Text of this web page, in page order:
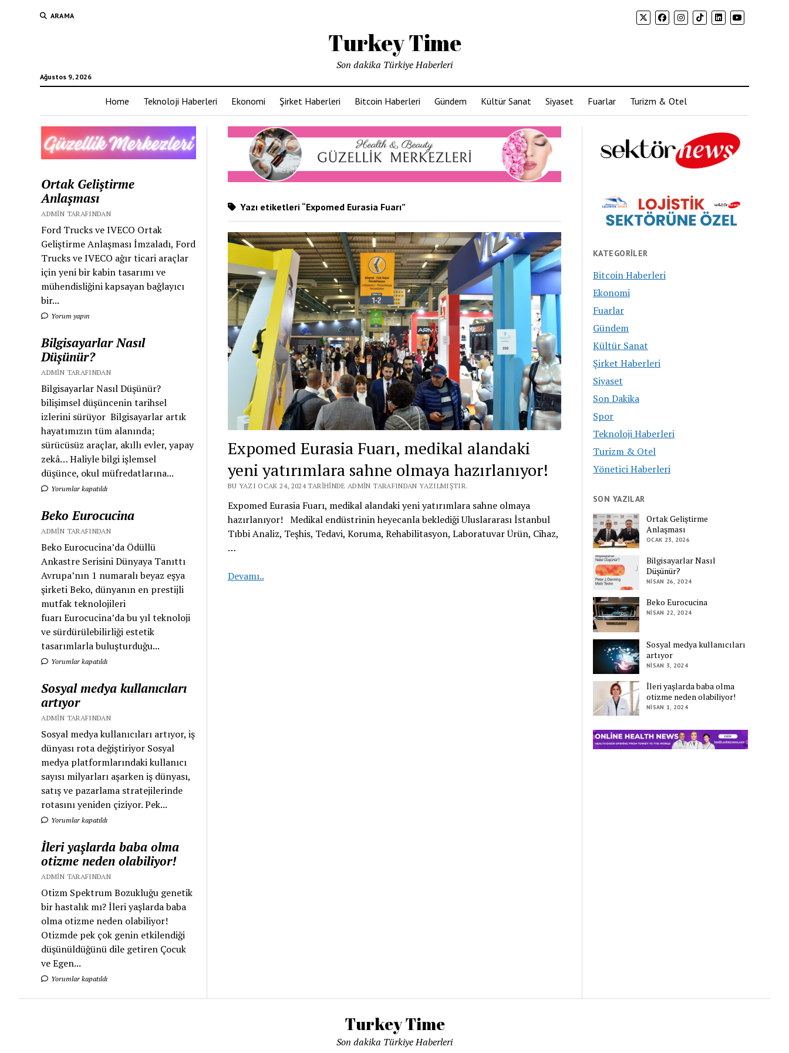
ARAMA
Turkey Time
Ağustos 9, 2026
Son dakika Türkiye Haberleri
Home Teknoloji Haberleri Ekonomi Şirket Haberleri Bitcoin Haberleri Gündem Kültür Sanat Siyaset Fuarlar Turizm & Otel
Ortak Geliştirme
Anlaşması
ADMIN TARAFINDAN
Ford Trucks ve IVECO Ortak
Geliştirme Anlaşması İmzaladı, Ford
Trucks ve IVECO ağır ticari araçlar
için yeni bir kabin tasarımı ve
mühendisliğini kapsayan bağlayıcı
bir...
Yorum yapın
Bilgisayarlar Nasıl
Düşünür?
ADMIN TARAFINDAN
Bilgisayarlar Nasıl Düşünür?
bilişimsel düşüncenin tarihsel
izlerini sürüyor Bilgisayarlar artık
hayatımızın tüm alanında;
sürücüsüz araçlar, akıllı evler, yapay
zekâ… Haliyle bilgi işlemsel
düşünce, okul müfredatlarına...
Yorumlar kapatıldı
Beko Eurocucina
ADMIN TARAFINDAN
Beko Eurocucina’da Ödüllü
Ankastre Serisini Dünyaya Tanıttı
Avrupa’nın 1 numaralı beyaz eşya
şirketi Beko, dünyanın en prestijli
mutfak teknolojileri
fuarı Eurocucina’da bu yıl teknoloji
ve sürdürülebilirliği estetik
tasarımlarla buluşturduğu...
Yorumlar kapatıldı
Sosyal medya kullanıcıları
artıyor
ADMIN TARAFINDAN
Sosyal medya kullanıcıları artıyor, iş
dünyası rota değiştiriyor Sosyal
medya platformlarındaki kullanıcı
sayısı milyarları aşarken iş dünyası,
satış ve pazarlama stratejilerinde
rotasını yeniden çiziyor. Pek...
Yorumlar kapatıldı
İleri yaşlarda baba olma
otizme neden olabiliyor!
ADMIN TARAFINDAN
Otizm Spektrum Bozukluğu genetik
bir hastalık mı? İleri yaşlarda baba
olma otizme neden olabiliyor!
Otizmde pek çok genin etkilendiği
düşünüldüğünü dile getiren Çocuk
ve Egen...
Yorumlar kapatıldı
Yazı etiketleri “Expomed Eurasia Fuarı”
Expomed Eurasia Fuarı, medikal alandaki
yeni yatırımlara sahne olmaya hazırlanıyor!
BU YAZI OCAK 24, 2024 TARIHINDE ADMIN TARAFINDAN YAZILMIŞTIR.
Expomed Eurasia Fuarı, medikal alandaki yeni yatırımlara sahne olmaya
hazırlanıyor! Medikal endüstrinin heyecanla beklediği Uluslararası İstanbul
Tıbbi Analiz, Teşhis, Tedavi, Koruma, Rehabilitasyon, Laboratuvar Ürün, Cihaz,
…
Devamı..Expomed
KATEGORILER
Bitcoin Haberleri
Ekonomi
Fuarlar
Gündem
Kültür Sanat
Şirket Haberleri
Siyaset
Son Dakika
Spor
Teknoloji Haberleri
Turizm & Otel
Yönetici Haberleri
SON YAZILAR
Ortak Geliştirme
Anlaşması
OCAK 23, 2026
Bilgisayarlar Nasıl
Düşünür?
NISAN 26, 2024
Beko Eurocucina
NISAN 22, 2024
Sosyal medya kullanıcıları
artıyor
NISAN 3, 2024
İleri yaşlarda baba olma
otizme neden olabiliyor!
NISAN 1, 2024
Turkey Time
Son dakika Türkiye Haberleri